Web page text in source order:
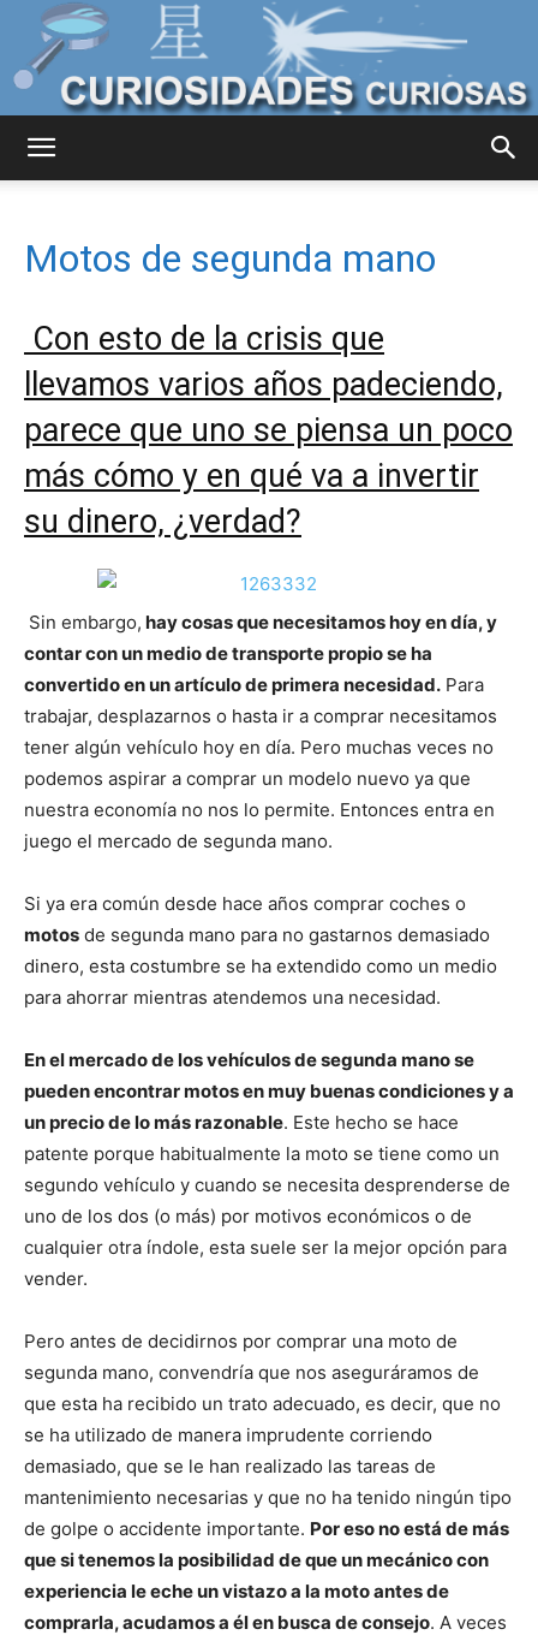
Curiosas
del
Mundo
Motos de segunda mano
Con esto de la crisis que
llevamos varios años padeciendo,
parece que uno se piensa un poco
más cómo y en qué va a invertir
su dinero, ¿verdad?
Sin embargo, hay cosas que necesitamos hoy en día, y
contar con un medio de transporte propio se ha
convertido en un artículo de primera necesidad. Para
trabajar, desplazarnos o hasta ir a comprar necesitamos
tener algún vehículo hoy en día. Pero muchas veces no
podemos aspirar a comprar un modelo nuevo ya que
nuestra economía no nos lo permite. Entonces entra en
juego el mercado de segunda mano.
Si ya era común desde hace años comprar coches o
motos de segunda mano para no gastarnos demasiado
dinero, esta costumbre se ha extendido como un medio
para ahorrar mientras atendemos una necesidad.
En el mercado de los vehículos de segunda mano se
pueden encontrar motos en muy buenas condiciones y a
un precio de lo más razonable. Este hecho se hace
patente porque habitualmente la moto se tiene como un
segundo vehículo y cuando se necesita desprenderse de
uno de los dos (o más) por motivos económicos o de
cualquier otra índole, esta suele ser la mejor opción para
vender.
Pero antes de decidirnos por comprar una moto de
segunda mano, convendría que nos aseguráramos de
que esta ha recibido un trato adecuado, es decir, que no
se ha utilizado de manera imprudente corriendo
demasiado, que se le han realizado las tareas de
mantenimiento necesarias y que no ha tenido ningún tipo
de golpe o accidente importante. Por eso no está de más
que si tenemos la posibilidad de que un mecánico con
experiencia le eche un vistazo a la moto antes de
comprarla, acudamos a él en busca de consejo. A veces